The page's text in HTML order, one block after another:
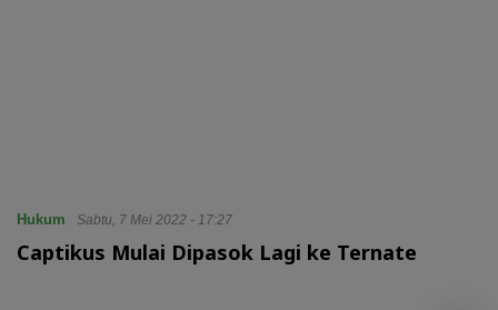
Hukum Sabtu, 7 Mei 2022 - 17:27
Captikus Mulai Dipasok Lagi ke Ternate